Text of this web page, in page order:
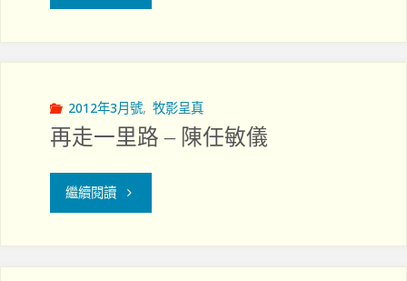
有
感
的
正
義"
2012年3月號, 牧影呈真
再走一里路 – 陳任敏儀
繼續閱讀"再